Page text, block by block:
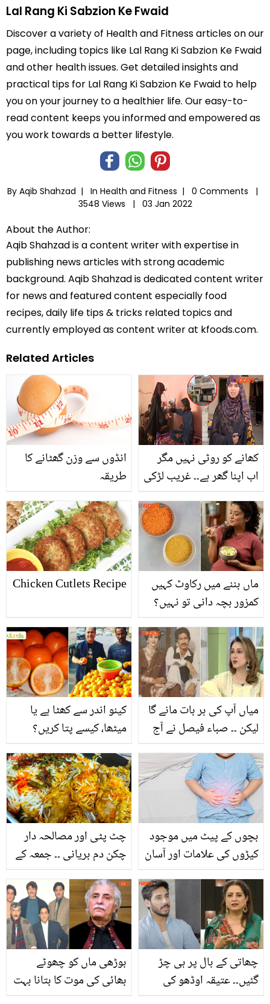
Lal Rang Ki Sabzion Ke Fwaid
Discover a variety of Health and Fitness articles on our
page, including topics like Lal Rang Ki Sabzion Ke Fwaid
and other health issues. Get detailed insights and
practical tips for Lal Rang Ki Sabzion Ke Fwaid to help
you on your journey to a healthier life. Our easy-to-
read content keeps you informed and empowered as
you work towards a better lifestyle.
By Aqib Shahzad | In Health and Fitness |
0 Comments |
3548 Views |
03 Jan 2022
About the Author:
Aqib Shahzad is a content writer with expertise in
publishing news articles with strong academic
background. Aqib Shahzad is dedicated content writer
for news and featured content especially food
recipes, daily life tips & tricks related topics and
currently employed as content writer at kfoods.com.
Related Articles
انڈوں سے وزن گھٹانے کا
طریقہ
کھانے کو روٹی نہیں مگر
اب اپنا گھر ہے۔۔ غریب لڑکی
ماں باپ کو گھر بنا کر دیا؟
بیٹوں سے زیادہ قابل بیٹی
کی کہانی
Chicken Cutlets Recipe
ماں بننے میں رکاوٹ کہیں
کمزور بچہ دانی تو نہیں؟
لیئے کون سی غذائیں فائدہ
مند ہیں
کینو اندر سے کھٹا ہے یا
میٹھا، کیسے پتا کریں؟
پھل والے آپ کو کبھی نہیں
بتائیں گے
میاں آپ کی ہر بات مانے گا
لیکن ۔۔ صباء فیصل نے آج
کی عمر کے مردوں سے
شادی کرنے کا مشورہ کیوں
دے دیا؟
چٹ پٹی اور مصالحہ دار
چکن دم بریانی ۔۔ جمعہ کے
بریانی بنائیں اور سب کے
دل جیت لیں
بچوں کے پیٹ میں موجود
کیڑوں کی علامات اور آسان
بوڑھی ماں کو چھوٹے
بھائی کی موت کا بتانا بہت
چھاتی کے بال پر ہی چڑ
گئیں۔۔ عتیقہ اوڈھو کی